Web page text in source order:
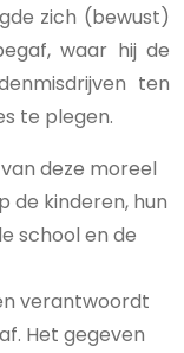
zich (bewust)
waar hij de
ten
te plegen.
deze moreel
de kinderen, hun
school en de
verantwoordt
Het gegeven